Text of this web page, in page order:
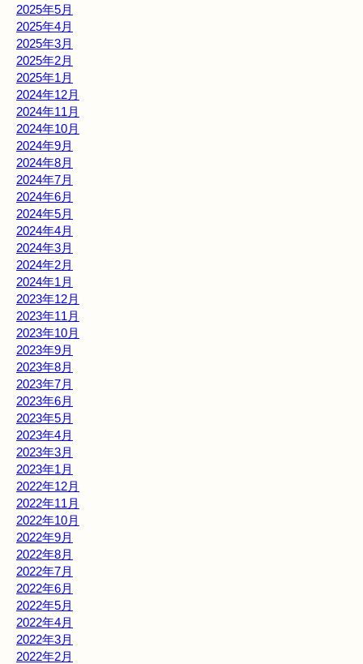
2025年5月
2025年4月
2025年3月
2025年2月
2025年1月
2024年12月
2024年11月
2024年10月
2024年9月
2024年8月
2024年7月
2024年6月
2024年5月
2024年4月
2024年3月
2024年2月
2024年1月
2023年12月
2023年11月
2023年10月
2023年9月
2023年8月
2023年7月
2023年6月
2023年5月
2023年4月
2023年3月
2023年1月
2022年12月
2022年11月
2022年10月
2022年9月
2022年8月
2022年7月
2022年6月
2022年5月
2022年4月
2022年3月
2022年2月